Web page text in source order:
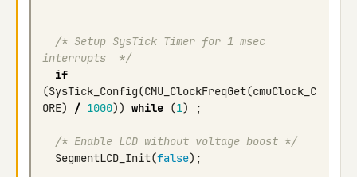
/* Setup SysTick Timer for 1 msec
interrupts  */
if
(SysTick_Config(CMU_ClockFreqGet(cmuClock_C
ORE) / 1000)) while (1) ;
/* Enable LCD without voltage boost */
SegmentLCD_Init(false);